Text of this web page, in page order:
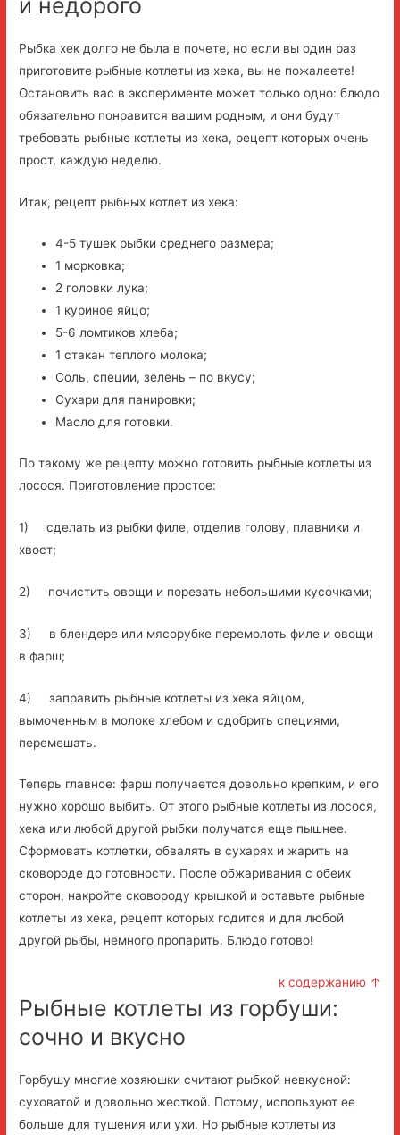
Рыбка хек долго не была в почете, но если вы один раз
приготовите рыбные котлеты из хека, вы не пожалеете!
Остановить вас в эксперименте может только одно: блюдо
обязательно понравится вашим родным, и они будут
требовать рыбные котлеты из хека, рецепт которых очень
прост, каждую неделю.
Итак, рецепт рыбных котлет из хека:
4-5 тушек рыбки среднего размера;
1 морковка;
2 головки лука;
1 куриное яйцо;
5-6 ломтиков хлеба;
1 стакан теплого молока;
Соль, специи, зелень – по вкусу;
Сухари для панировки;
Масло для готовки.
По такому же рецепту можно готовить рыбные котлеты из
лосося. Приготовление простое:
1) сделать из рыбки филе, отделив голову, плавники и
хвост;
2) почистить овощи и порезать небольшими кусочками;
3) в блендере или мясорубке перемолоть филе и овощи
в фарш;
4) заправить рыбные котлеты из хека яйцом,
вымоченным в молоке хлебом и сдобрить специями,
перемешать.
Теперь главное: фарш получается довольно крепким, и его
нужно хорошо выбить. От этого рыбные котлеты из лосося,
хека или любой другой рыбки получатся еще пышнее.
Сформовать котлетки, обвалять в сухарях и жарить на
сковороде до готовности. После обжаривания с обеих
сторон, накройте сковороду крышкой и оставьте рыбные
котлеты из хека, рецепт которых годится и для любой
другой рыбы, немного пропарить. Блюдо готово!
к содержанию ↑
Рыбные котлеты из горбуши:
сочно и вкусно
Горбушу многие хозяюшки считают рыбкой невкусной:
суховатой и довольно жесткой. Потому, используют ее
больше для тушения или ухи. Но рыбные котлеты из